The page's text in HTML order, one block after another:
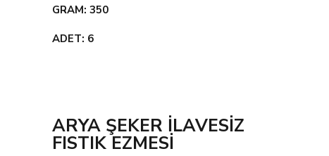
GRAM: 350
ADET: 6
ARYA ŞEKER İLAVESİZ
FISTIK EZMESİ